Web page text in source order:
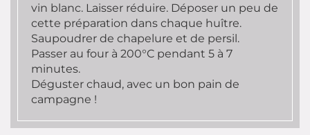
vin blanc. Laisser réduire. Déposer un peu de
cette préparation dans chaque huître.
Saupoudrer de chapelure et de persil.
Passer au four à 200°C pendant 5 à 7
minutes.
Déguster chaud, avec un bon pain de
campagne !